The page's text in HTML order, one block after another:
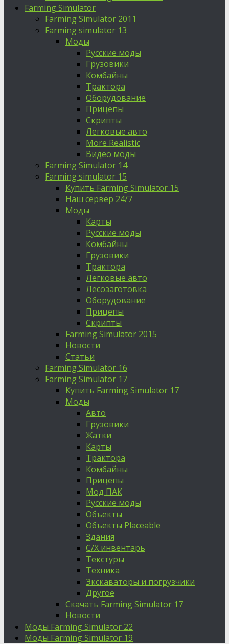
Farming Simulator
Farming Simulator 2011
Farming simulator 13
Моды
Русские моды
Грузовики
Комбайны
Трактора
Оборудование
Прицепы
Скрипты
Легковые авто
More Realistic
Видео моды
Farming Simulator 14
Farming simulator 15
Купить Farming Simulator 15
Наш сервер 24/7
Моды
Карты
Русские моды
Комбайны
Грузовики
Трактора
Легковые авто
Лесозаготовка
Оборудование
Прицепы
Скрипты
Farming Simulator 2015
Новости
Статьи
Farming Simulator 16
Farming Simulator 17
Купить Farming Simulator 17
Моды
Авто
Грузовики
Жатки
Карты
Трактора
Комбайны
Прицепы
Мод ПАК
Русские моды
Объекты
Объекты Placeable
Здания
С/Х инвентарь
Текстуры
Техника
Экскаваторы и погрузчики
Другое
Скачать Farming Simulator 17
Новости
Моды Farming Simulator 22
Моды Farming Simulator 19